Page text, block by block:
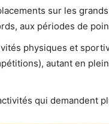
sur les
aux périodes de
physiques et
autant en plein
qui demandent